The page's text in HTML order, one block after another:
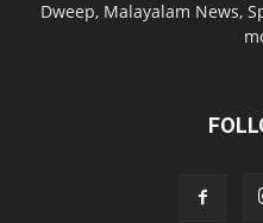
Dweep, Malayalam News,